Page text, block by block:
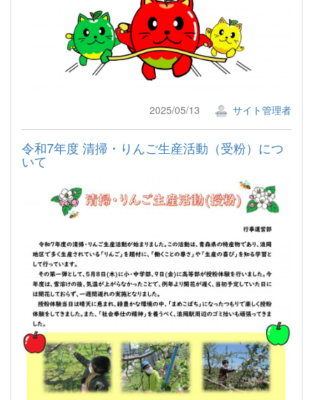
2025/05/13 サイト管理者
令和7年度 清掃・りんご生産活動（受粉）につ
いて